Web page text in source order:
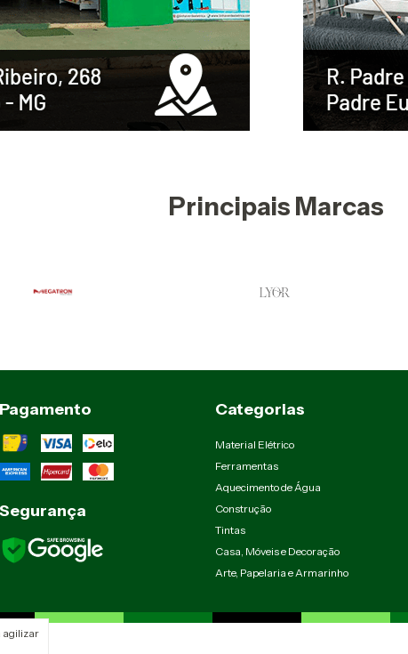
agilizar
Principais Marcas
Pagamento
Segurança
Categorias
Material Elétrico
Ferramentas
Aquecimento de Água
Construção
Tintas
Casa, Móveis e Decoração
Arte, Papelaria e Armarinho